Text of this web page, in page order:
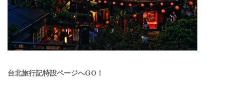
台北旅行記特設ページへGO！